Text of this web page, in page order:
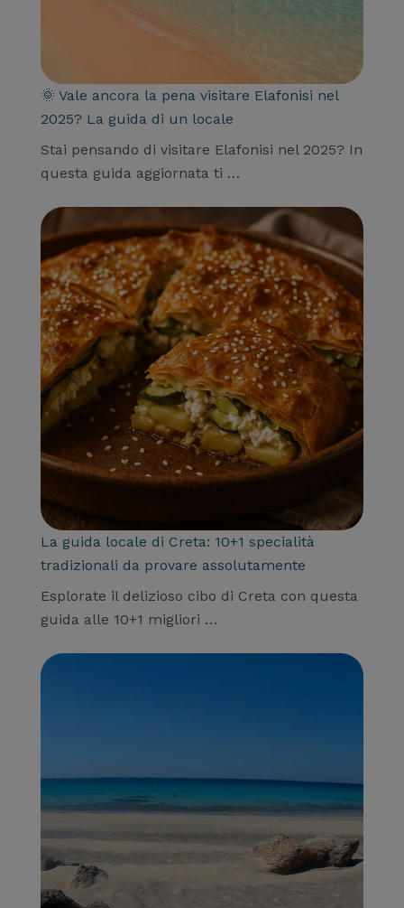
🌞 Vale ancora la pena visitare Elafonisi nel
2025? La guida di un locale
Stai pensando di visitare Elafonisi nel 2025? In
questa guida aggiornata ti …
La guida locale di Creta: 10+1 specialità
tradizionali da provare assolutamente
Esplorate il delizioso cibo di Creta con questa
guida alle 10+1 migliori …